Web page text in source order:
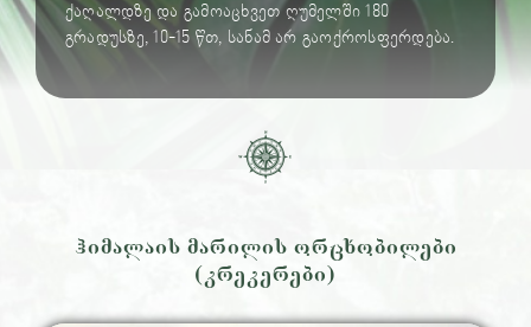
ქაღალდზე და გამოაცხვეთ ღუმელში 180
გრადუსზე, 10-15 წთ, სანამ არ გაოქროსფერდება.
ჰიმალაის მარილის ორცხობილები
(კრეკერები)